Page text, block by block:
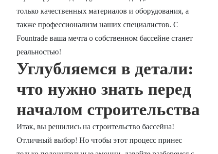
только качественных материалов и оборудования, а
также профессионализм наших специалистов. С
Fountrade ваша мечта о собственном бассейне станет
реальностью!
Углубляемся в детали:
что нужно знать перед
началом строительства
Итак, вы решились на строительство бассейна!
Отличный выбор! Но чтобы этот процесс принес